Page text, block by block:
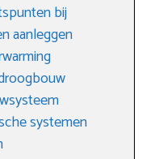
bij
aanleggen
systemen